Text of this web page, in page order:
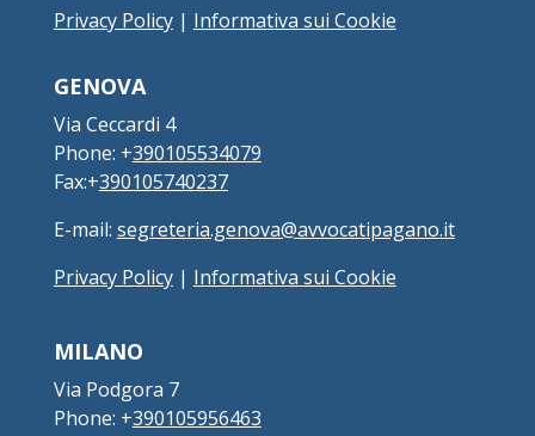
Privacy Policy| Informativa sui Cookie
GENOVA
Via Ceccardi 4
Phone: +390105534079
Fax:+390105740237
E-mail: segreteria.genova@avvocatipagano.it
Privacy Policy| Informativa sui Cookie
MILANO
Via Podgora 7
Phone: +390105956463